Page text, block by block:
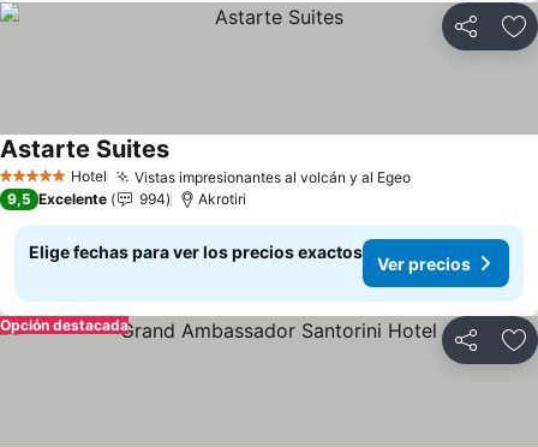
Compartir
5 Estrellas Hotel Vistas impresionantes al volcán y al EgeoVer precios
Astarte SuitesVer precios
9,5 Excelente 994 Akrotiri
Elige fechas para ver los precios exactos
Ver precios
Compartir
Opción destacada